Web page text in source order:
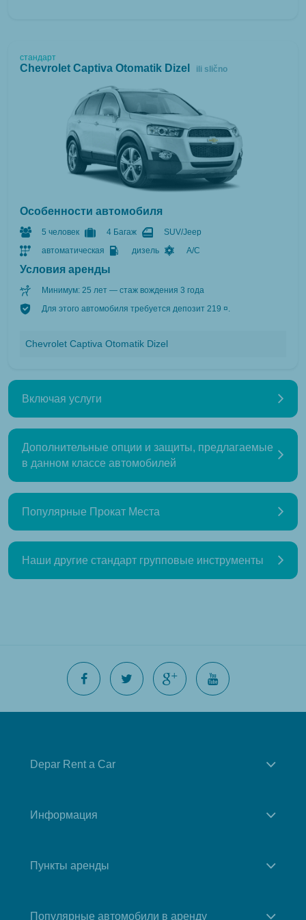
стандарт
Chevrolet Captiva Otomatik Dizel ili slično
Особенности автомобиля
5 человек 4 Багаж
SUV/Jeep
автоматическая
дизель A/C
Условия аренды
Минимум: 25 лет — стаж вождения 3 года
Для этого автомобиля требуется депозит 219 ¤.
Chevrolet Captiva Otomatik Dizel
Включая услуги
Дополнительные опции и защиты, предлагаемые
в данном классе автомобилей
Популярные Прокат Места
Наши другие стандарт групповые инструменты
Depar Rent a Car
Информация
Пункты аренды
Популярные автомобили в аренду